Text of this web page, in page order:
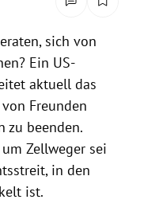
sich von
Ein US-
aktuell das
Freunden
zu beenden.
Zellweger sei
in den
ist.